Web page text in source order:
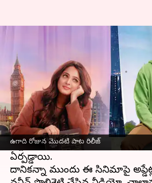
ఉగాది రోజున మొదటి పాట రిలీజ్
మిస్ శెట్టి మిస్టర్ పొలిశెట్టి:
అంటూ అప్డేట్ ఇచ్చేసారు
వ్రాసిన వారు Sriram Pranateja Mar 21, 2023 03:24 pm
ఈ వార్తాకథనం ఏంటి
అనుష్క శెట్టి, నవీన్ పొలిశెట్టి
వస్తున్న చిత్రంమిస్ శెట్టి మిస్టర్
ఫస్ట్ లుక్ రిలీజైనప్పటి నుండి మంచి
ఏర్పడ్డాయి.
దానికన్నా ముందు ఈ సినిమాపై